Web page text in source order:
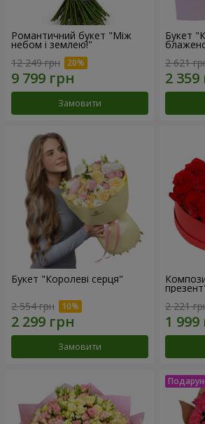
Романтичний букет "Між
небом і землею!"
12 249 грн
Замовити
Букет
2 621
Букет "Королеві серця"
2 554 грн
Замовити
2 221